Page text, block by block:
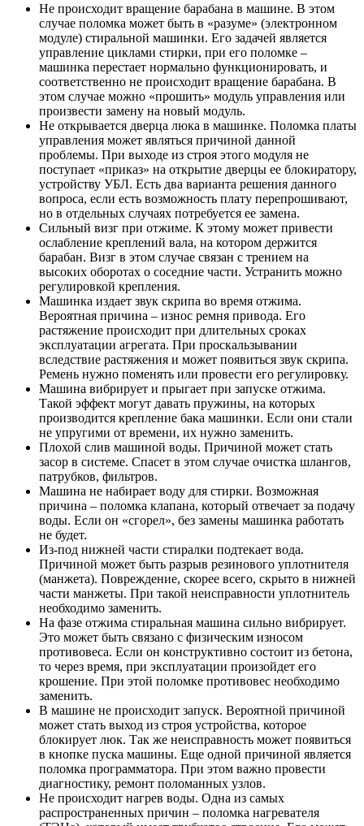
Не происходит вращение барабана в машине. В этом
случае поломка может быть в «разуме» (электронном
модуле) стиральной машинки. Его задачей является
управление циклами стирки, при его поломке –
машинка перестает нормально функционировать, и
соответственно не происходит вращение барабана. В
этом случае можно «прошить» модуль управления или
произвести замену на новый модуль.
Не открывается дверца люка в машинке. Поломка платы
управления может являться причиной данной
проблемы. При выходе из строя этого модуля не
поступает «приказ» на открытие дверцы ее блокиратору,
устройству УБЛ. Есть два варианта решения данного
вопроса, если есть возможность плату перепрошивают,
но в отдельных случаях потребуется ее замена.
Сильный визг при отжиме. К этому может привести
ослабление креплений вала, на котором держится
барабан. Визг в этом случае связан с трением на
высоких оборотах о соседние части. Устранить можно
регулировкой крепления.
Машинка издает звук скрипа во время отжима.
Вероятная причина – износ ремня привода. Его
растяжение происходит при длительных сроках
эксплуатации агрегата. При проскальзывании
вследствие растяжения и может появиться звук скрипа.
Ремень нужно поменять или провести его регулировку.
Машина вибрирует и прыгает при запуске отжима.
Такой эффект могут давать пружины, на которых
производится крепление бака машинки. Если они стали
не упругими от времени, их нужно заменить.
Плохой слив машиной воды. Причиной может стать
засор в системе. Спасет в этом случае очистка шлангов,
патрубков, фильтров.
Машина не набирает воду для стирки. Возможная
причина – поломка клапана, который отвечает за подачу
воды. Если он «сгорел», без замены машинка работать
не будет.
Из-под нижней части стиралки подтекает вода.
Причиной может быть разрыв резинового уплотнителя
(манжета). Повреждение, скорее всего, скрыто в нижней
части манжеты. При такой неисправности уплотнитель
необходимо заменить.
На фазе отжима стиральная машина сильно вибрирует.
Это может быть связано с физическим износом
противовеса. Если он конструктивно состоит из бетона,
то через время, при эксплуатации произойдет его
крошение. При этой поломке противовес необходимо
заменить.
В машине не происходит запуск. Вероятной причиной
может стать выход из строя устройства, которое
блокирует люк. Так же неисправность может появиться
в кнопке пуска машины. Еще одной причиной является
поломка программатора. При этом важно провести
диагностику, ремонт поломанных узлов.
Не происходит нагрев воды. Одна из самых
распространенных причин – поломка нагревателя